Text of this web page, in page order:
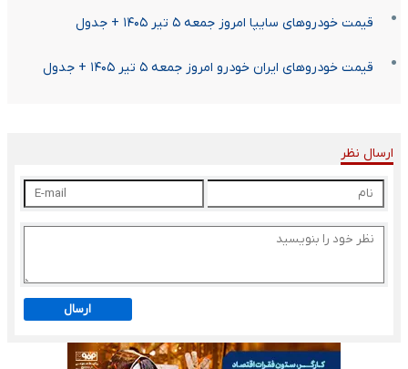
قیمت خودرو‌های سایپا امروز جمعه ۵ تیر ۱۴۰۵ + جدول
قیمت خودرو‌های ایران خودرو امروز جمعه ۵ تیر ۱۴۰۵ + جدول
ارسال نظر
ارسال